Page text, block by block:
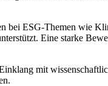
bei ESG-Themen wie
Eine starke
mit